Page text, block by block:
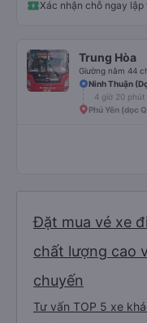
Xác nhận chỗ ngay lập
Trung Hòa
Giường nằm 44
Ninh Thuận
4 giờ 20 phút
Phú Yên (dọc
Đặt mua vé xe
chất lượng cao
chuyến
Tư vấn TOP 5 xe